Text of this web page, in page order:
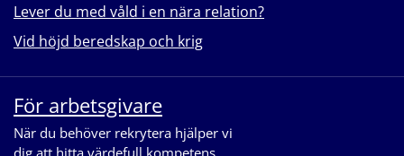
Lever du med våld i en nära relation?
Vid höjd beredskap och krig
För arbetsgivare
När du behöver rekrytera hjälper vi
dig att hitta värdefull kompetens